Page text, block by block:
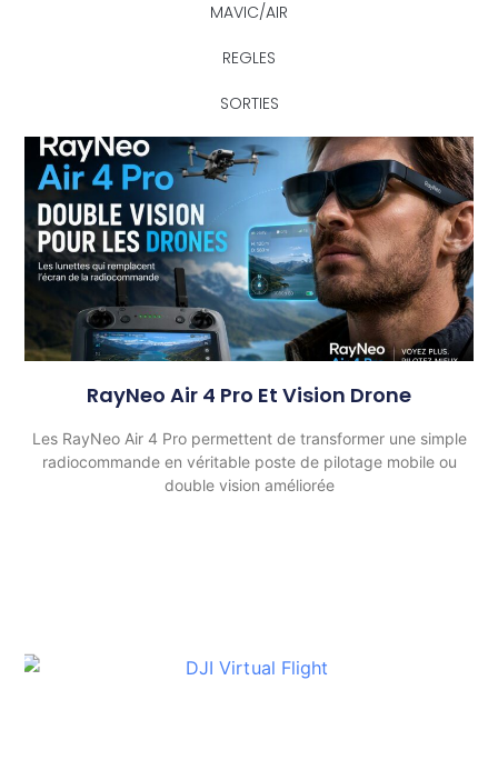
MAVIC/AIR
REGLES
SORTIES
RayNeo Air 4 Pro Et Vision Drone
Les RayNeo Air 4 Pro permettent de transformer une simple
radiocommande en véritable poste de pilotage mobile ou
double vision améliorée